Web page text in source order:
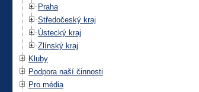
Praha
Středočeský kraj
Ústecký kraj
Zlínský kraj
Kluby
Podpora naší činnosti
Pro média